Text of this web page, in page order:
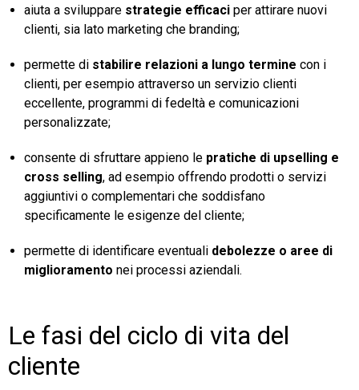
aiuta a sviluppare strategie efficaci per attirare nuovi
clienti, sia lato marketing che branding;
permette di stabilire relazioni a lungo termine con i
clienti, per esempio attraverso un servizio clienti
eccellente, programmi di fedeltà e comunicazioni
personalizzate;
consente di sfruttare appieno le pratiche di upselling e
cross selling, ad esempio offrendo prodotti o servizi
aggiuntivi o complementari che soddisfano
specificamente le esigenze del cliente;
permette di identificare eventuali debolezze o aree di
miglioramento nei processi aziendali.
Le fasi del ciclo di vita del
cliente